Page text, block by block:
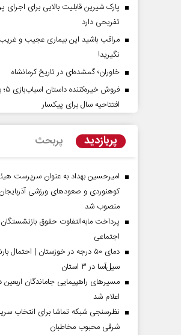
پارک شیرین قابلیت‌ بالایی برای اجرای
تفریحی دارد
مراقب باشید این بیماری عجیب و غریب
نگیرید!
خاوران؛ گمشده‌ای در تاریخ کرمانشاه
فروش
افتتاحیه سال برای پیکسار
پربازدید پربحث
امیرحسین بهداد به عنوان سرپرست
کوهنوردی و صعودهای ورزشی
منصوب شد
پرداخت مابه‌التفاوت حقوق
اجتماعی
دمای ۵۰ درجه در خوزستان | احتمال
سیل‌آسا در ۳ استان
مسیر‌های راهپیمایی جاماندگان اربعین
اعلام شد
نظرسنجی شبکه تماشا برای انتخاب
شرقی محبوب مخاطبان
حقیقتِ آرامش‌ بخش روز
دکتر حسین
رسانه ملی